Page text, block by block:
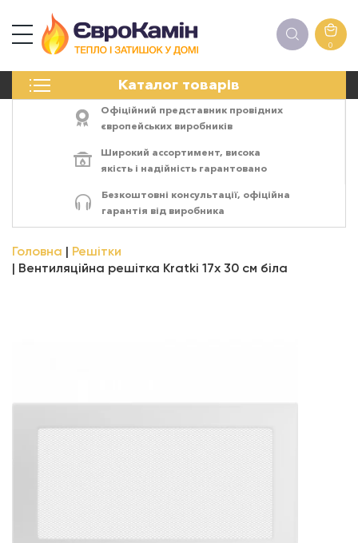
0
Каталог товарів
ПЕЧІ
ЕЛЕКТРОКАМІНИ
АКСЕСУАРИ
Офіційний представник провідних
європейських виробників
Широкий ассортимент, висока
якість і надійність гарантовано
Безкоштовні консультації, офіційна
гарантія від виробника
Головна
Решітки
Вентиляційна решітка Kratki 17х 30 см біла